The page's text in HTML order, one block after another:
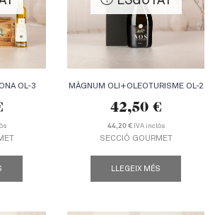
OL-3 MÀGNUM OLI+OLEOTURISME OL-2
42,50 €
44,20 €IVA inclòs
SECCIÓ GOURMET
LLEGEIX MÉS